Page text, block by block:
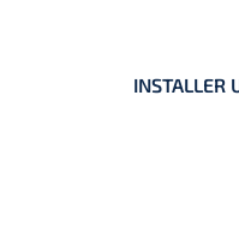
INSTALLER
INSTALLER